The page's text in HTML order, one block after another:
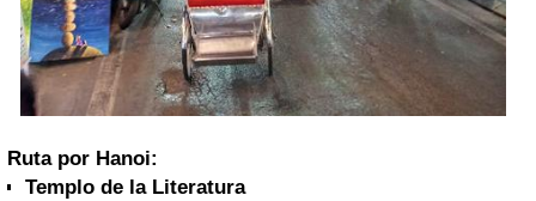
Ruta por Hanoi:
Templo de la Literatura